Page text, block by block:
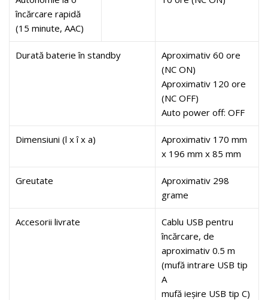
încărcare rapidă
(15 minute, AAC)
Durată baterie în standby
Aproximativ 60 ore
(NC ON)
Aproximativ 120 ore
(NC OFF)
Auto power off: OFF
Dimensiuni (l x î x a)
Aproximativ 170 mm
x 196 mm x 85 mm
Greutate
Aproximativ 298
grame
Accesorii livrate
Cablu USB pentru
încărcare, de
aproximativ 0.5 m
(mufă intrare USB tip
A
mufă ieșire USB tip C)